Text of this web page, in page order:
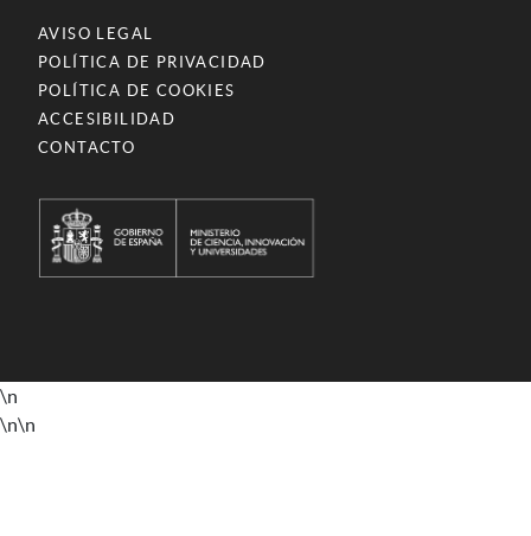
AVISO LEGAL
POLÍTICA DE PRIVACIDAD
POLÍTICA DE COOKIES
ACCESIBILIDAD
CONTACTO
\n
\n\n